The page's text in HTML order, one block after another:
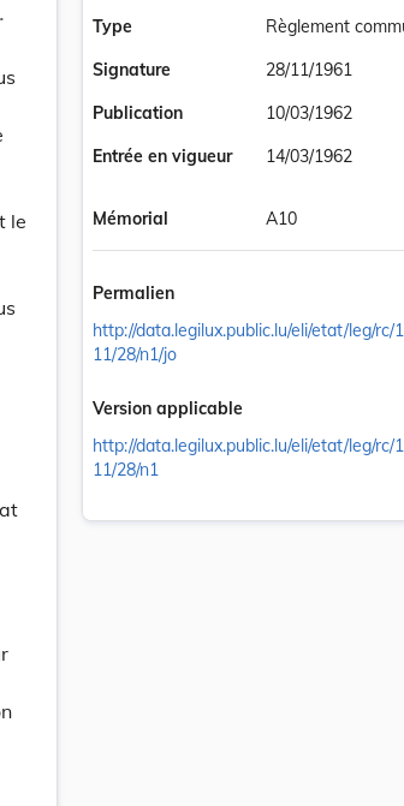
le
Type
Règlement
Signature
28/11/1961
Publication
10/03/1962
Entrée en vigueur
14/03/1962
Mémorial A10
Permalien
http://data.legilux.public.lu/eli/etat/leg/rc/
11/28/n1/jo
Version applicable
http://data.legilux.public.lu/eli/etat/leg/rc/
11/28/n1